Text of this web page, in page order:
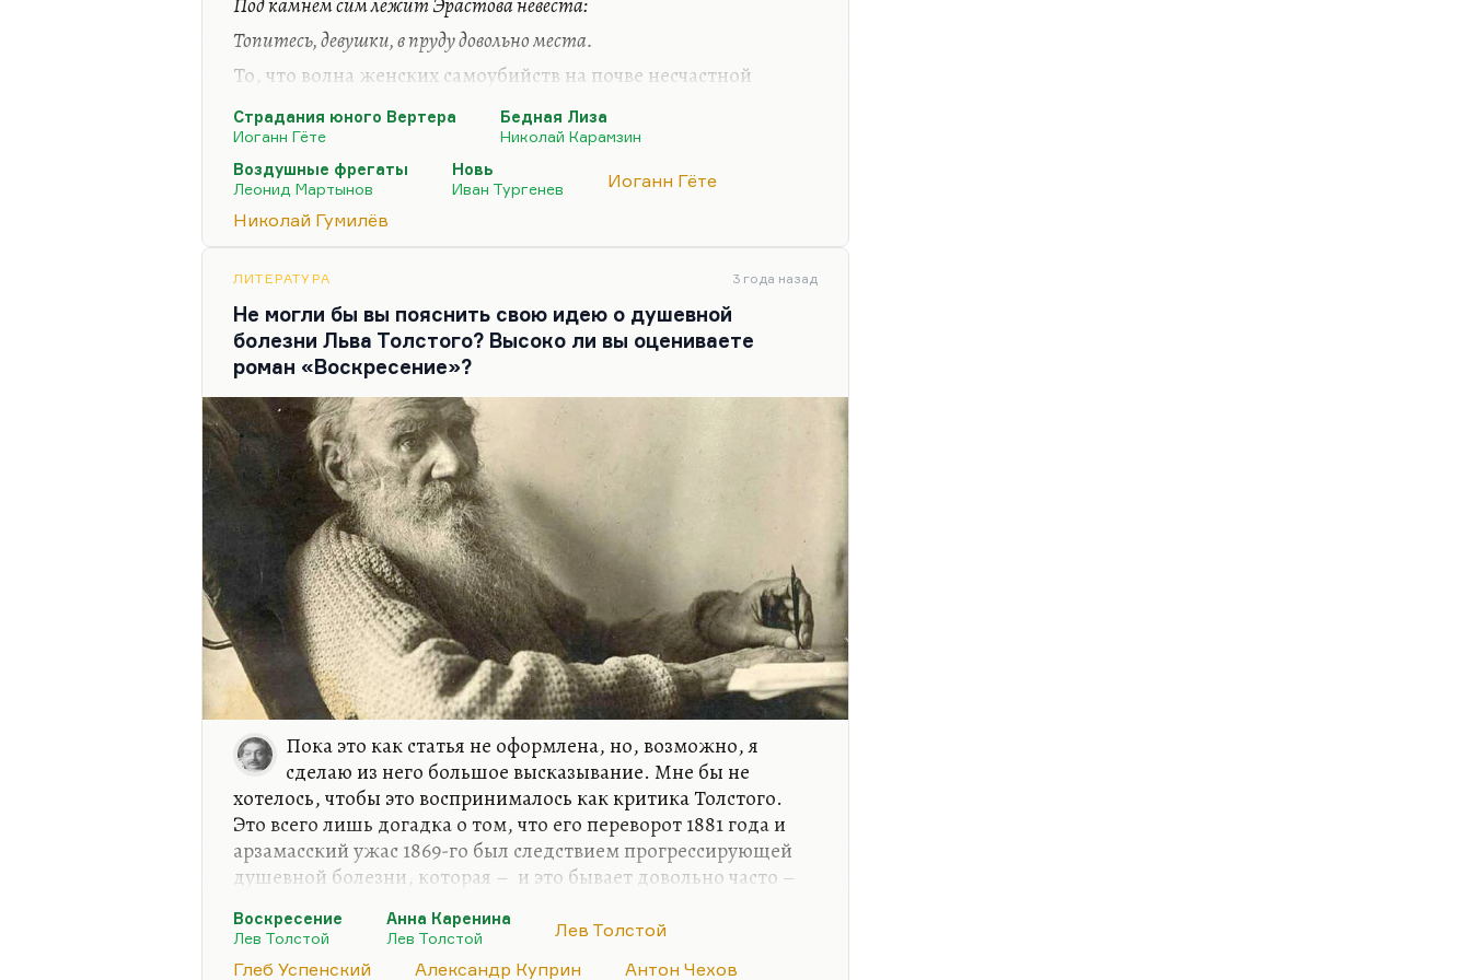
Павел Антокольский, который, когда ему выпало писать
предисловие к переизданию…
Топитесь, девушки, в пруду довольно места.
То, что волна женских самоубийств на почве несчастной
(простолюдинки не читали Карамзина), вполне себе имело
место. Более того, многие волны суицидов и вообще такого
жизнестроительства в подражание литературе очень
характерно для Серебряного века. Сколько народу – и об этом
Леонид Мартынов пишет в «Воздушных фрегатах» –
литературных героев – тоже бывало. Анна Каренина не
вызвала такой…
Страдания юного Вертера
Иоганн Гёте
Бедная Лиза
Николай Карамзин
Воздушные фрегаты
Леонид Мартынов
Новь
Иван Тургенев
Иоганн Гёте
Николай Гумилёв
ЛИТЕРАТУРА 3 года назад
Не могли бы вы пояснить свою идею о душевной
болезни Льва Толстого? Высоко ли вы оцениваете
роман «Воскресение»?
Пока это как статья не оформлена, но, возможно, я
сделаю из него большое высказывание. Мне бы не
хотелось, чтобы это воспринималось как критика Толстого.
Это всего лишь догадка о том, что его переворот 1881 года и
арзамасский ужас 1869-го был следствием прогрессирующей
душевной болезни, которая – и это бывает довольно часто –
художественными возможностями. Есть масса душевных
Воскресение
Лев Толстой
Анна Каренина
Лев Толстой
Лев Толстой
Глеб Успенский
Александр Куприн Антон Чехов